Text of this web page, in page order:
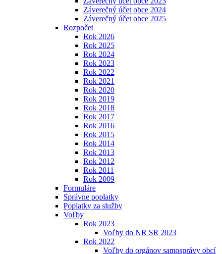
Záverečný účet obce 2024
Záverečný účet obce 2025
Rozpočet
Rok 2026
Rok 2025
Rok 2024
Rok 2023
Rok 2022
Rok 2021
Rok 2020
Rok 2019
Rok 2018
Rok 2017
Rok 2016
Rok 2015
Rok 2014
Rok 2013
Rok 2012
Rok 2011
Rok 2009
Formuláre
Správne poplatky
Poplatky za služby
Voľby
Rok 2023
Voľby do NR SR 2023
Rok 2022
Voľby do orgánov samosprávy obcí